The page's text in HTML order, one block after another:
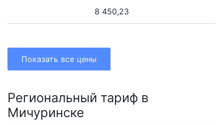
8 450,23
Показать все цены
Региональный тариф в
Мичуринске